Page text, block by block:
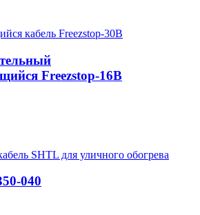
Freezstop-16B
040